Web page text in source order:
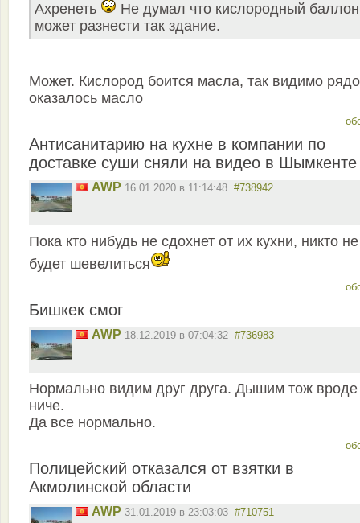
Ахренеть
Не думал что кислородный баллон
может разнести так здание.
Может. Кислород боится масла, так видимо
оказалось масло
Антисанитарию на кухне в компании по
доставке суши сняли на видео в Шымкенте
AWP 16.01.2020 в 11:14:48 #738942
Пока кто нибудь не сдохнет от их кухни, никто не
будет шевелиться
Бишкек смог
AWP 18.12.2019 в 07:04:32 #736983
Нормально видим друг друга. Дышим тож вроде
ниче.
Да все нормально.
Полицейский отказался от взятки в
Акмолинской области
AWP 31.01.2019 в 23:03:03 #710751